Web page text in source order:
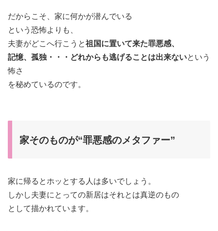
だからこそ、家に何かが潜んでいる
という恐怖よりも、
夫妻がどこへ行こうと祖国に置いて来た罪悪感、
記憶、孤独・・・どれからも逃げることは出来ないという
怖さ
を秘めているのです。
家そのものが“罪悪感のメタファー”
家に帰るとホッとする人は多いでしょう。
しかし夫妻にとっての新居はそれとは真逆のもの
として描かれています。